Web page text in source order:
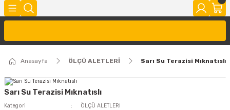
Anasayfa ÖLÇÜ ALETLERİ Sarı Su Terazisi Mıknatıslı
Sarı Su Terazisi Mıknatıslı
Kategori
ÖLÇÜ ALETLERİ